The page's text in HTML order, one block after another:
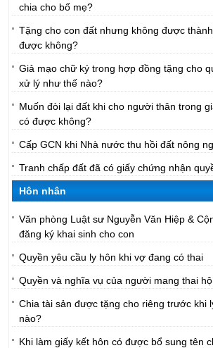
chia cho bố mẹ?
Tặng cho con đất nhưng không được
được không?
Giả mạo chữ ký trong hợp đồng tặng cho
xử lý như thế nào?
Muốn đòi lại đất khi cho người thân trong
có được không?
Cấp GCN khi Nhà nước thu hồi đất nông
Tranh chấp đất đã có giấy chứng nhận
Hôn nhân
Văn phòng Luật sư Nguyễn Văn Hiệp &
đăng ký khai sinh cho con
Quyền yêu cầu ly hôn khi vợ đang có thai
Quyền và nghĩa vụ của người mang thai
Chia tài sản được tặng cho riêng trước khi
nào?
Khi làm giấy kết hôn có được bổ sung tên